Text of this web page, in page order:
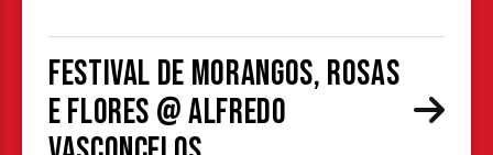
Festival de Morangos, Rosas
e Flores @ Alfredo